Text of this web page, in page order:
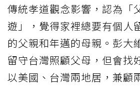
傳統孝道觀念影響，認為「
遊」，覺得家裡總要有個人
的父親和年邁的母親。彭大
留守台灣照顧父母，但會找
以美國、台灣兩地居，兼顧